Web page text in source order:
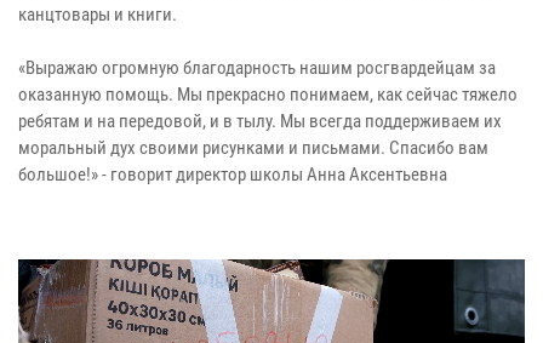
канцтовары и книги.
«Выражаю огромную благодарность нашим росгвардейцам за
оказанную помощь. Мы прекрасно понимаем, как сейчас тяжело
ребятам и на передовой, и в тылу. Мы всегда поддерживаем их
моральный дух своими рисунками и письмами. Спасибо вам
большое!» - говорит директор школы Анна Аксентьевна